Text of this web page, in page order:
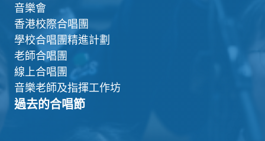
音樂會
香港校際合唱團
學校合唱團精進計劃
老師合唱團
線上合唱團
音樂老師及指揮工作坊
過去的合唱節